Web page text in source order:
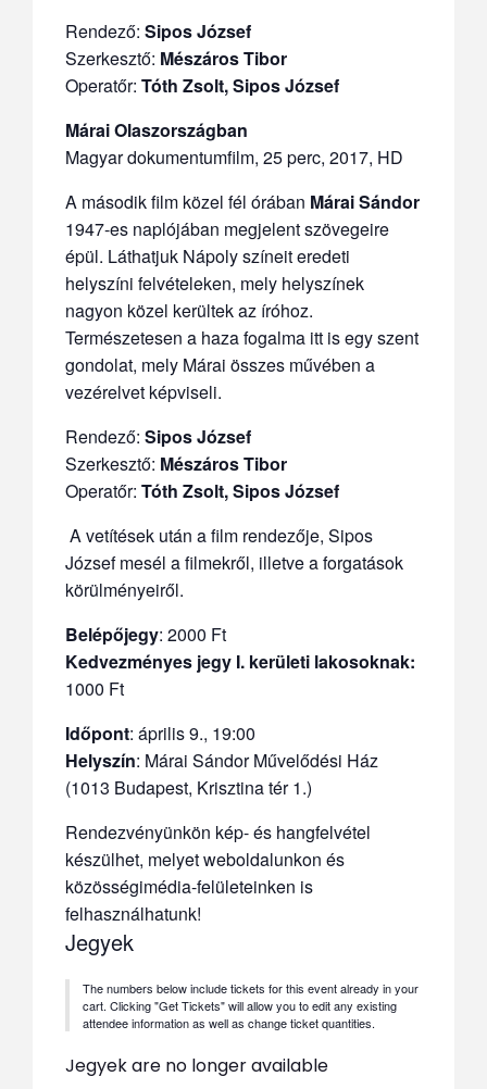
Rendező: Sipos József
Szerkesztő: Mészáros Tibor
Operatőr: Tóth Zsolt, Sipos József
Márai Olaszországban
Magyar dokumentumfilm, 25 perc, 2017, HD
A második film közel fél órában Márai Sándor
1947-es naplójában megjelent szövegeire
épül. Láthatjuk Nápoly színeit eredeti
helyszíni felvételeken, mely helyszínek
nagyon közel kerültek az íróhoz.
Természetesen a haza fogalma itt is egy szent
gondolat, mely Márai összes művében a
vezérelvet képviseli.
Rendező: Sipos József
Szerkesztő: Mészáros Tibor
Operatőr: Tóth Zsolt, Sipos József
A vetítések után a film rendezője, Sipos
József mesél a filmekről, illetve a forgatások
körülményeiről.
Belépőjegy: 2000 Ft
Kedvezményes jegy I. kerületi lakosoknak:
1000 Ft
Időpont: április 9., 19:00
Helyszín: Márai Sándor Művelődési Ház
(1013 Budapest, Krisztina tér 1.)
Rendezvényünkön kép- és hangfelvétel
készülhet, melyet weboldalunkon és
közösségimédia-felületeinken is
felhasználhatunk!
Jegyek
The numbers below include tickets for this event already in your
cart. Clicking "Get Tickets" will allow you to edit any existing
attendee information as well as change ticket quantities.
Jegyek are no longer available